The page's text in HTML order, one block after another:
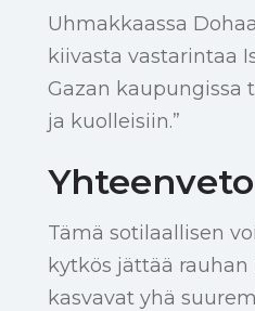
Uhmakkaassa
kiivasta vastarintaa
Gazan kaupungissa
ja kuolleisiin.”
Yhteenveto
Tämä sotilaallisen
kytkös jättää
kasvavat yhä